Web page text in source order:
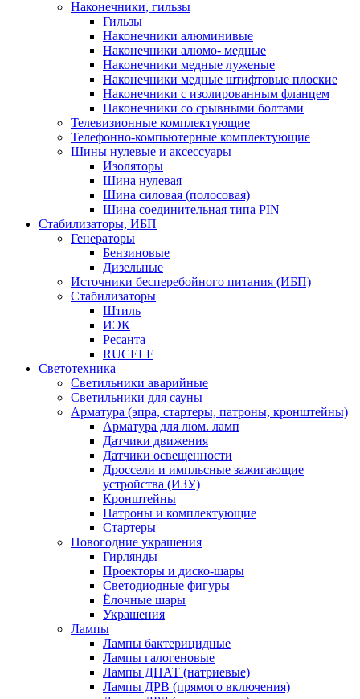
Наконечники, гильзы
Гильзы
Наконечники алюминивые
Наконечники алюмо- медные
Наконечники медные луженые
Наконечники медные штифтовые плоские
Наконечники с изолированным фланцем
Наконечники со срывными болтами
Телевизионные комплектующие
Телефонно-компьютерные комплектующие
Шины нулевые и аксессуары
Изоляторы
Шина нулевая
Шина силовая (полосовая)
Шина соединительная типа PIN
Стабилизаторы, ИБП
Генераторы
Бензиновые
Дизельные
Источники бесперебойного питания (ИБП)
Стабилизаторы
Штиль
ИЭК
Ресанта
RUCELF
Светотехника
Светильники аварийные
Светильники для сауны
Арматура (эпра, стартеры, патроны, кронштейны)
Арматура для люм. ламп
Датчики движения
Датчики освещенности
Дроссели и импльсные зажигающие
устройства (ИЗУ)
Кронштейны
Патроны и комплектующие
Стартеры
Новогодние украшения
Гирлянды
Проекторы и диско-шары
Светодиодные фигуры
Ёлочные шары
Украшения
Лампы
Лампы бактерицидные
Лампы галогеновые
Лампы ДНАТ (натриевые)
Лампы ДРВ (прямого включения)